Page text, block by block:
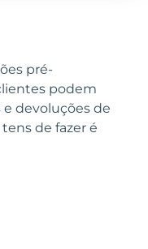
pré-
podem
e devoluções de
de fazer é